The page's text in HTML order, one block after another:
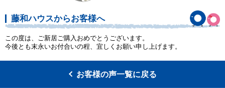
藤和ハウスからお客様へ
この度は、ご新居ご購入おめでとうございます。
今後とも末永いお付合いの程、宜しくお願い申し上げます。
お客様の声一覧に戻る